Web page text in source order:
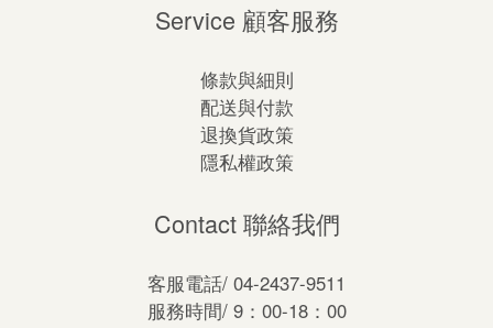
Service 顧客服務
條款與細則
配送與付款
退換貨政策
隱私權政策
Contact 聯絡我們
客服電話/ 04-2437-9511
服務時間/ 9：00-18：00